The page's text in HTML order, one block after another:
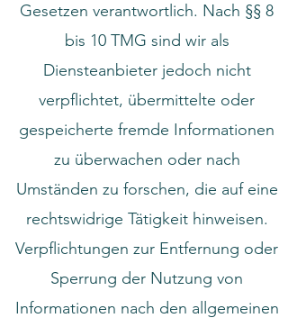
Gesetzen verantwortlich. Nach §§ 8
bis 10 TMG sind wir als
Diensteanbieter jedoch nicht
verpflichtet, übermittelte oder
gespeicherte fremde Informationen
zu überwachen oder nach
Umständen zu forschen, die auf eine
rechtswidrige Tätigkeit hinweisen.
Verpflichtungen zur Entfernung oder
Sperrung der Nutzung von
Informationen nach den allgemeinen